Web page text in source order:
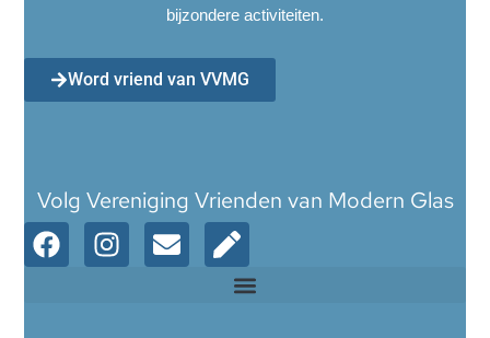
bijzondere activiteiten.
Word vriend van VVMG
Volg Vereniging Vrienden van Modern Glas